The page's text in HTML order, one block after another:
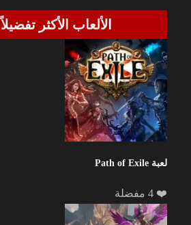
الألعاب الأكثر تفضيلاً
لعبة Path of Exile
❤️ 4 مفضلة